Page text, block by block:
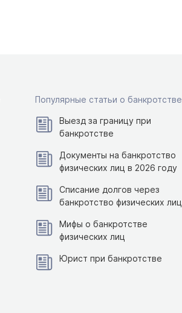
Популярные статьи о банкротстве
Выезд за границу при
банкротстве
Документы на банкротство
физических лиц в 2026 году
Списание долгов через
банкротство физических лиц
Мифы о банкротстве
физических лиц
Юрист при банкротстве